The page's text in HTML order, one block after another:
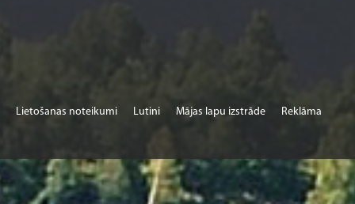
Lietošanas noteikumi Lutini Mājas lapu izstrāde Reklāma